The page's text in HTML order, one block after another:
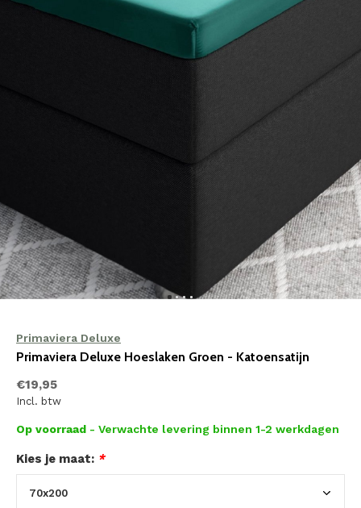
Primaviera Deluxe
Primaviera Deluxe Hoeslaken Groen - Katoensatijn
€19,95
Incl. btw
Op voorraad - Verwachte levering binnen 1-2 werkdagen
Kies je maat: *